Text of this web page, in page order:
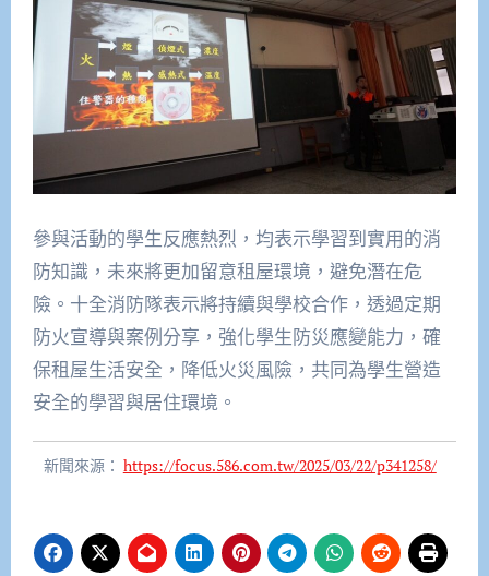
參與活動的學生反應熱烈，均表示學習到實用的消
防知識，未來將更加留意租屋環境，避免潛在危
險。十全消防隊表示將持續與學校合作，透過定期
防火宣導與案例分享，強化學生防災應變能力，確
保租屋生活安全，降低火災風險，共同為學生營造
安全的學習與居住環境。
新聞來源： https://focus.586.com.tw/2025/03/22/p341258/